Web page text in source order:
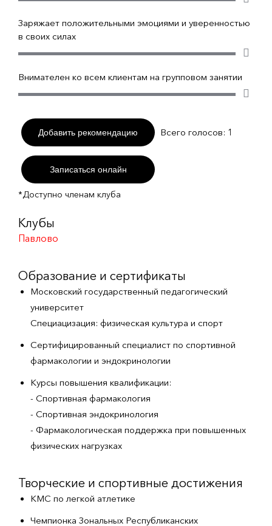
Заряжает положительными эмоциями и уверенностью
в своих силах
Внимателен ко всем клиентам на групповом занятии
Добавить рекомендацию Всего голосов: 1
Записаться онлайн
*Доступно членам клуба
Клубы
Павлово
Образование и сертификаты
Московский государственный педагогический
университет
Специацизация: физическая культура и спорт
Сертифицированный специалист по спортивной
фармакологии и эндокринологии
Курсы повышения квалификации:
- Спортивная фармакология
- ⁠Спортивная эндокринология
- ⁠Фармакологическая поддержка при повышенных
физических нагрузках
Творческие и спортивные достижения
КМС по легкой атлетике
Чемпионка Зональных Республиканских